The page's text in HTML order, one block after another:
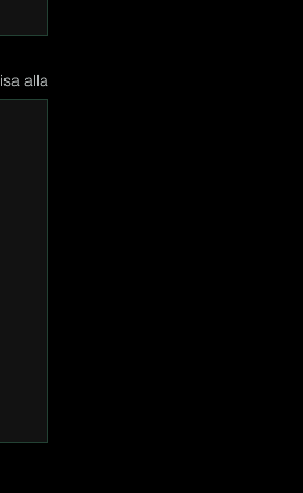
alla